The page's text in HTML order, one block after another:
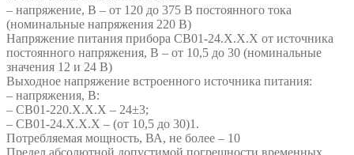
– напряжение, В – от 120 до 375 В постоянного тока
(номинальные напряжения 220 В)
Напряжение питания прибора СВ01-24.Х.Х.Х от источника
постоянного напряжения, В – от 10,5 до 30 (номинальные
значения 12 и 24 В)
Выходное напряжение встроенного источника питания:
– напряжения, В:
– СВ01-220.Х.Х.Х – 24±3;
– СВ01-24.Х.Х.Х – (от 10,5 до 30)1.
Потребляемая мощность, ВА, не более – 10
Предел абсолютной допустимой погрешности временных